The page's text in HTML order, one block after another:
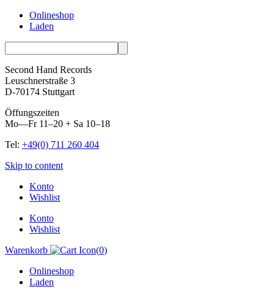
Onlineshop
Laden
Second Hand Records
Leuschnerstraße 3
D-70174 Stuttgart
Öffungszeiten
Mo—Fr 11–20 + Sa 10–18
Tel: +49(0) 711 260 404
Skip to content
Konto
Wishlist
Konto
Wishlist
Warenkorb
(0)
Onlineshop
Laden